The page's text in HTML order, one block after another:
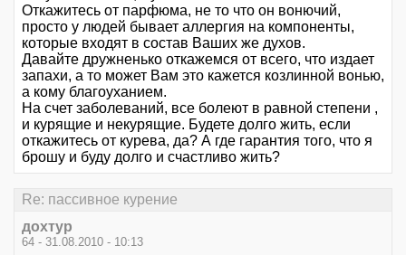
Откажитесь от парфюма, не то что он вонючий,
просто у людей бывает аллергия на компоненты,
которые входят в состав Ваших же духов.
Давайте дружненько откажемся от всего, что издает
запахи, а то может Вам это кажется козлинной вонью,
а кому благоуханием.
На счет заболеваний, все болеют в равной степени ,
и курящие и некурящие. Будете долго жить, если
откажитесь от курева, да? А где гарантия того, что я
брошу и буду долго и счастливо жить?
Re: пассивное курение
дохтур
64 - 31.08.2010 - 10:13